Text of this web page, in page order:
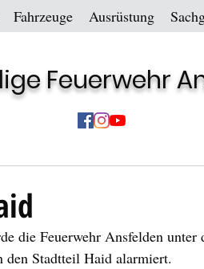
Fahrzeuge Ausrüstung
Feuerwehr
die Feuerwehr Ansfelden unter
Stadtteil Haid alarmiert.